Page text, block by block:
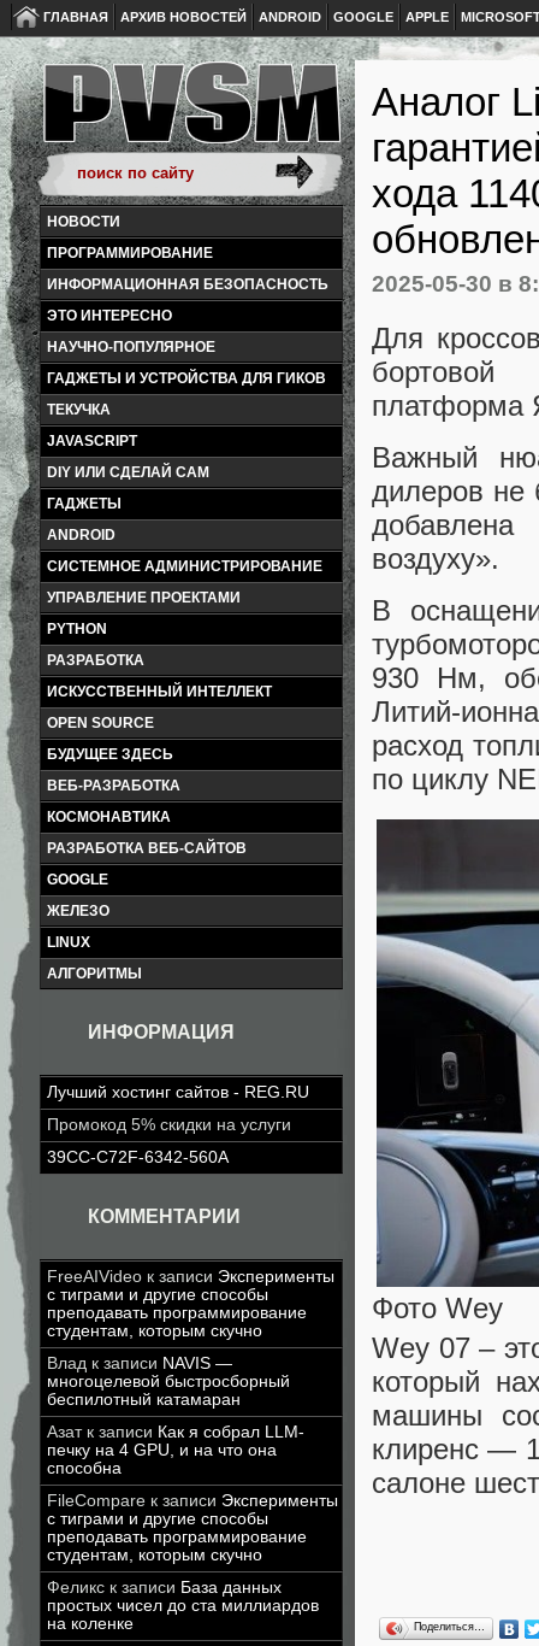
ГЛАВНАЯ АРХИВ НОВОСТЕЙ ANDROID GOOGLE APPLE
НОВОСТИ
ПРОГРАММИРОВАНИЕ
ИНФОРМАЦИОННАЯ БЕЗОПАСНОСТЬ
ЭТО ИНТЕРЕСНО
НАУЧНО-ПОПУЛЯРНОЕ
ГАДЖЕТЫ И УСТРОЙСТВА ДЛЯ ГИКОВ
ТЕКУЧКА
JAVASCRIPT
DIY ИЛИ СДЕЛАЙ САМ
ГАДЖЕТЫ
ANDROID
СИСТЕМНОЕ АДМИНИСТРИРОВАНИЕ
УПРАВЛЕНИЕ ПРОЕКТАМИ
PYTHON
РАЗРАБОТКА
ИСКУССТВЕННЫЙ ИНТЕЛЛЕКТ
OPEN SOURCE
БУДУЩЕЕ ЗДЕСЬ
ВЕБ-РАЗРАБОТКА
КОСМОНАВТИКА
РАЗРАБОТКА ВЕБ-САЙТОВ
GOOGLE
ЖЕЛЕЗО
LINUX
АЛГОРИТМЫ
ИНФОРМАЦИЯ
Лучший хостинг сайтов - REG.RU
Промокод 5% скидки на услуги
39CC-C72F-6342-560A
КОММЕНТАРИИ
FreeAIVideo к записи Эксперименты
с тиграми и другие способы
преподавать программирование
студентам, которым скучно
Влад к записи NAVIS —
многоцелевой быстросборный
беспилотный катамаран
Азатк записи Как я собрал LLM-
печку на 4 GPU, и на что она
способна
FileCompare к записи Эксперименты
с тиграми и другие способы
преподавать программирование
студентам, которым скучно
Феликс к записи База данных
простых чисел до ста миллиардов
на коленке
Аналог
хода
2025-05-30 в
Для
бортовой
платформа
Важный
дилеров не
воздуху».
В
930 Нм,
Литий-
расход
по циклу
Фото Wey
Wey 07 –
который
машины
клиренс —
салоне
Поделиться…